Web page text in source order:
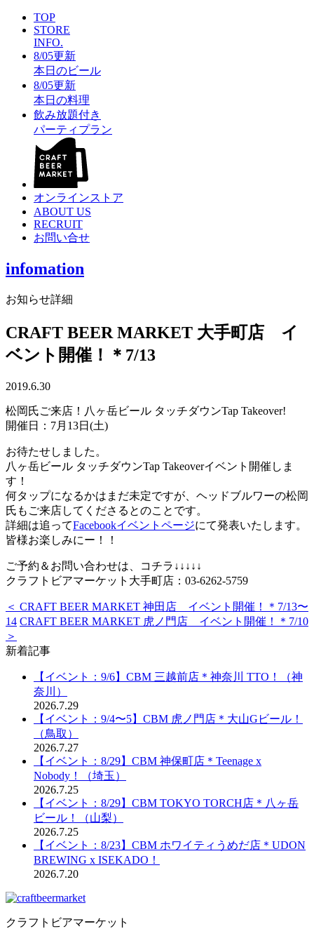
TOP
STORE
INFO.
8/05更新
本日のビール
8/05更新
本日の料理
飲み放題付き
パーティプラン
オンラインストア
ABOUT US
RECRUIT
お問い合せ
infomation
お知らせ詳細
CRAFT BEER MARKET 大手町店 イ
ベント開催！＊7/13
2019.6.30
松岡氏ご来店！八ヶ岳ビール タッチダウンTap Takeover!
開催日：7月13日(土)
お待たせしました。
八ヶ岳ビール タッチダウンTap Takeoverイベント開催しま
す！
何タップになるかはまだ未定ですが、ヘッドブルワーの松岡
氏もご来店してくださるとのことです。
詳細は追ってFacebookイベントページにて発表いたします。
皆様お楽しみにー！！
ご予約＆お問い合わせは、コチラ↓↓↓↓↓
クラフトビアマーケット大手町店：03-6262-5759
＜ CRAFT BEER MARKET 神田店 イベント開催！＊7/13〜
14 CRAFT BEER MARKET 虎ノ門店 イベント開催！＊7/10
＞
新着記事
【イベント：9/6】CBM 三越前店＊神奈川 TTO！（神
奈川）
2026.7.29
【イベント：9/4〜5】CBM 虎ノ門店＊大山Gビール！
（鳥取）
2026.7.27
【イベント：8/29】CBM 神保町店＊Teenage x
Nobody！（埼玉）
2026.7.25
【イベント：8/29】CBM TOKYO TORCH店＊八ヶ岳
ビール！（山梨）
2026.7.25
【イベント：8/23】CBM ホワイティうめだ店＊UDON
BREWING x ISEKADO！
2026.7.20
クラフトビアマーケット